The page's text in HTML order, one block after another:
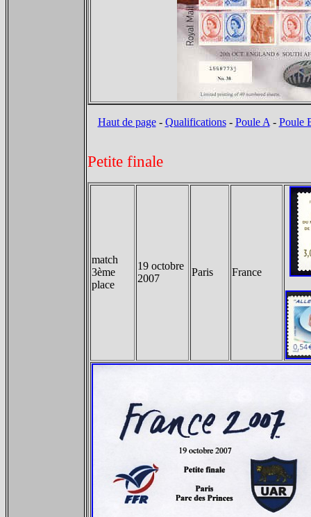
Haut de page- Qualifications- Poule A - Poule
Petite finale
match
3ème
place
19 octobre
2007
Paris France